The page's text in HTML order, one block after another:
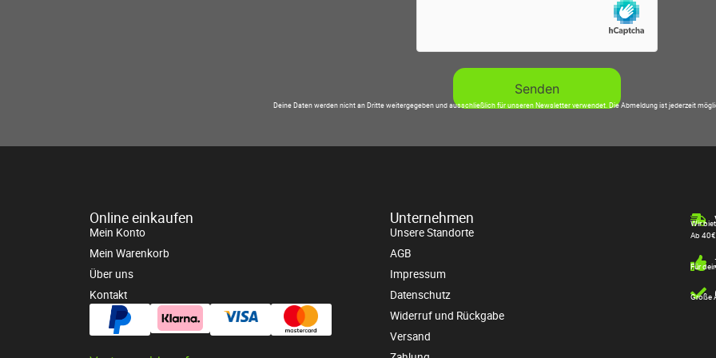
Deine Daten werden nicht an Dritte weitergegeben und ausschließlich für unseren Newsletter verwendet. Die Abmeldung ist jederzeit
Online einkaufen
Mein Konto
Mein Warenkorb
Über uns
Kontakt
Unternehmen
Unsere Standorte
AGB
Impressum
Datenschutz
Widerruf und Rückgabe
Versand
Wir
Ab
Für
Große